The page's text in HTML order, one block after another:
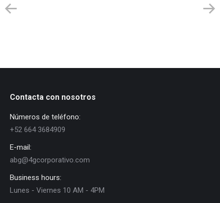
Contacta con nosotros
Números de teléfono:
+52 664 3684909
E-mail:
abg@4gcorporativo.com
Business hours:
Lunes - Viernes 10 AM - 4PM